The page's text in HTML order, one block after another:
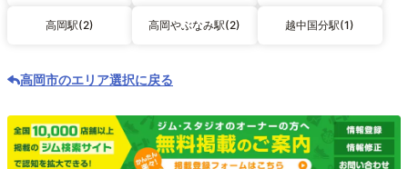
高岡駅(2) 高岡やぶなみ駅(2) 越中国分駅(1)
高岡市のエリア選択に戻る